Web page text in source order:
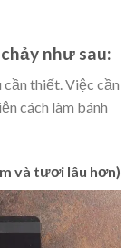
như sau:
cần thiết. Việc cần
cách làm bánh
và tươi lâu hơn)